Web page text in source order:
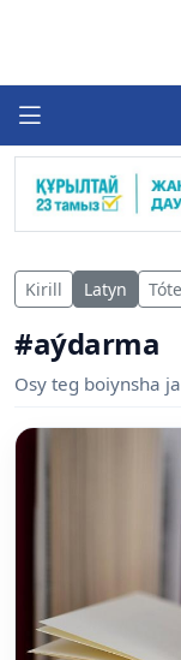
Kirill Latyn Tóte
#aýdarma
Osy teg boiynsha